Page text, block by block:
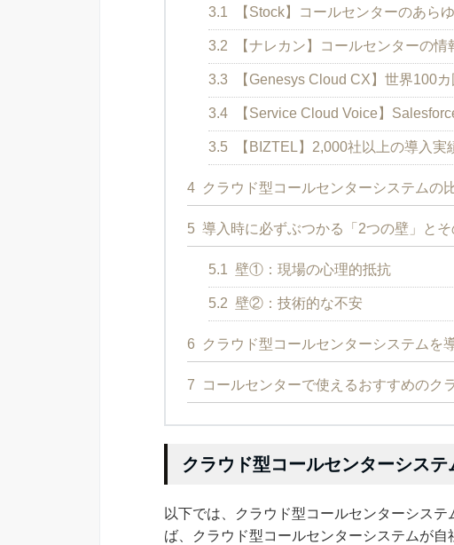
3.1 【Stock】コールセンターのあら
3.2 【ナレカン】コールセンターの
3.3 【Genesys Cloud CX】世界100
3.4 【Service Cloud Voice】
3.5 【BIZTEL】2,000社以上の導入
4 クラウド型コールセンターシステムの
5 導入時に必ずぶつかる「2つの壁」と
5.1 壁①：現場の心理的抵抗
5.2 壁②：技術的な不安
6 クラウド型コールセンターシステムを
7 コールセンターで使えるおすすめのク
クラウド型コールセンターシステ
以下では、クラウド型コールセンターシス
ば、クラウド型コールセンターシステムが自